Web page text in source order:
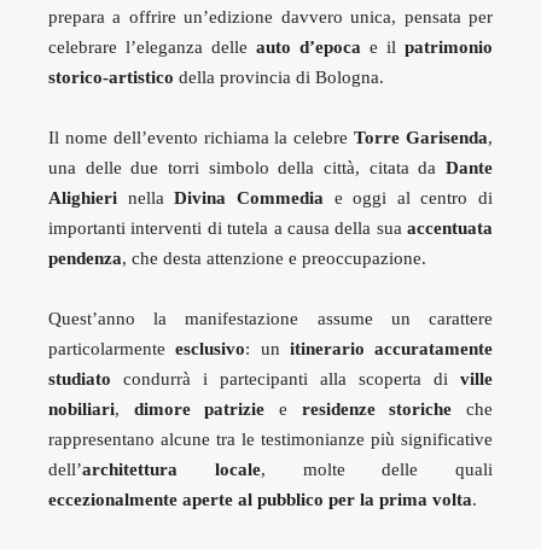
prepara a offrire un’edizione davvero unica, pensata per
celebrare l’eleganza delle auto d’epoca e il patrimonio
storico-artistico della provincia di Bologna.
Il nome dell’evento richiama la celebreTorre Garisenda,
una delle due torri simbolo della città, citata da Dante
Alighieri nellaDivina Commedia e oggi al centro di
importanti interventi di tutela a causa della sua accentuata
pendenza, che desta attenzione e preoccupazione.
Quest’anno la manifestazione assume un carattere
particolarmenteesclusivo: un itinerario accuratamente
studiato condurrà i partecipanti alla scoperta di ville
nobiliari, dimore patrizie e residenze storiche che
rappresentano alcune tra le testimonianze più significative
dell’architettura locale, molte delle quali
eccezionalmente aperte al pubblico per la prima volta.